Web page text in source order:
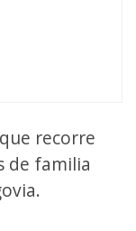
recorre
de familia